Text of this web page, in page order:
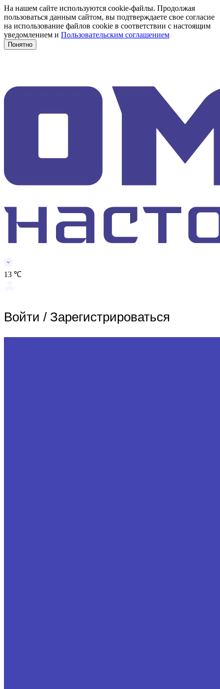
На нашем сайте используются cookie-файлы. Продолжая
пользоваться данным сайтом, вы подтверждаете свое согласие
на использование файлов cookie в соответствии с настоящим
уведомлением и Пользовательским соглашением
Понятно
13 ℃
Войти / Зарегистрироваться